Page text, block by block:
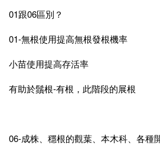
01跟06區別？
01-無根使用提高無根發根機率
小苗使用提高存活率
有助於鬚根-有根，此階段的展根
06-成株、穩根的觀葉、本木科、各種